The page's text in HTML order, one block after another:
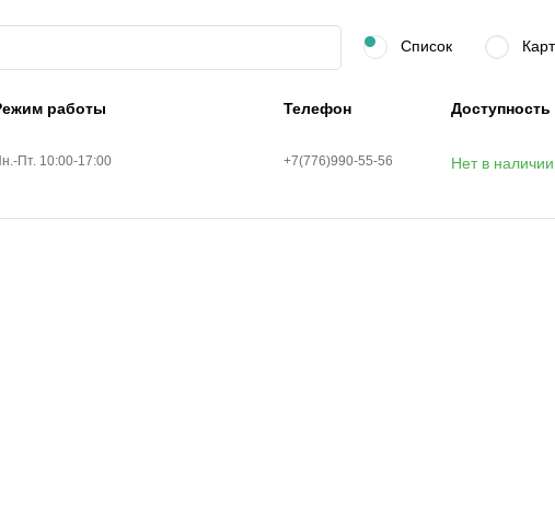
Список
работы Телефон Доступность
Пт. 10:00-17:00 +7(776)990-55-56 Нет в наличии